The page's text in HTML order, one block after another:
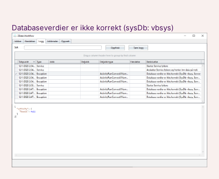
Databaseverdier er ikke korrekt (sysDb: vbsys)